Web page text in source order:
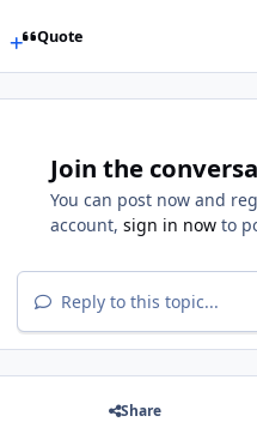
Quote
Join the
You can post now and
account, sign in now to
Reply to this topic...
Share